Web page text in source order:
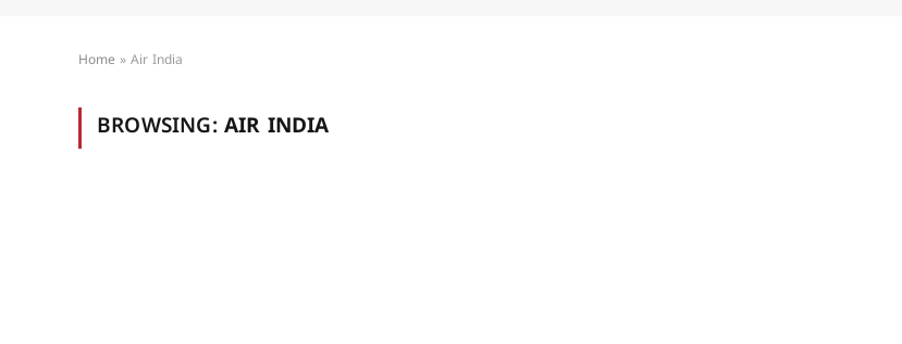
Home » Air India
BROWSING: AIR INDIA